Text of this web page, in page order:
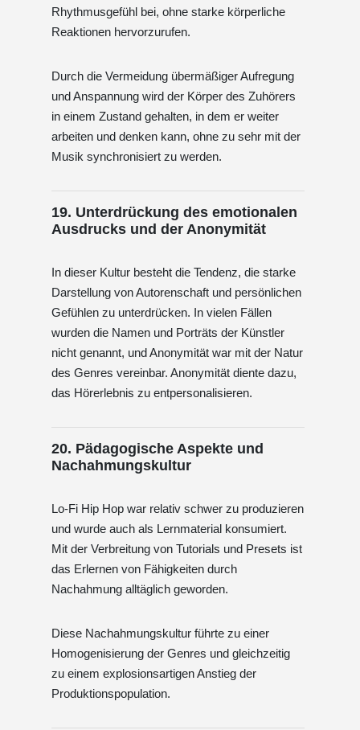
Rhythmusgefühl bei, ohne starke körperliche
Reaktionen hervorzurufen.
Durch die Vermeidung übermäßiger Aufregung
und Anspannung wird der Körper des Zuhörers
in einem Zustand gehalten, in dem er weiter
arbeiten und denken kann, ohne zu sehr mit der
Musik synchronisiert zu werden.
19. Unterdrückung des emotionalen
Ausdrucks und der Anonymität
In dieser Kultur besteht die Tendenz, die starke
Darstellung von Autorenschaft und persönlichen
Gefühlen zu unterdrücken. In vielen Fällen
wurden die Namen und Porträts der Künstler
nicht genannt, und Anonymität war mit der Natur
des Genres vereinbar. Anonymität diente dazu,
das Hörerlebnis zu entpersonalisieren.
20. Pädagogische Aspekte und
Nachahmungskultur
Lo-Fi Hip Hop war relativ schwer zu produzieren
und wurde auch als Lernmaterial konsumiert.
Mit der Verbreitung von Tutorials und Presets ist
das Erlernen von Fähigkeiten durch
Nachahmung alltäglich geworden.
Diese Nachahmungskultur führte zu einer
Homogenisierung der Genres und gleichzeitig
zu einem explosionsartigen Anstieg der
Produktionspopulation.